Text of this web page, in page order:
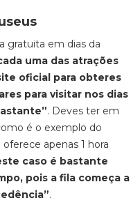
gratuita em dias da
uma das atrações
oficial para obteres
para visitar nos dias
. Deves ter em
é o exemplo do
apenas 1 hora
caso é bastante
pois a fila começa a
.